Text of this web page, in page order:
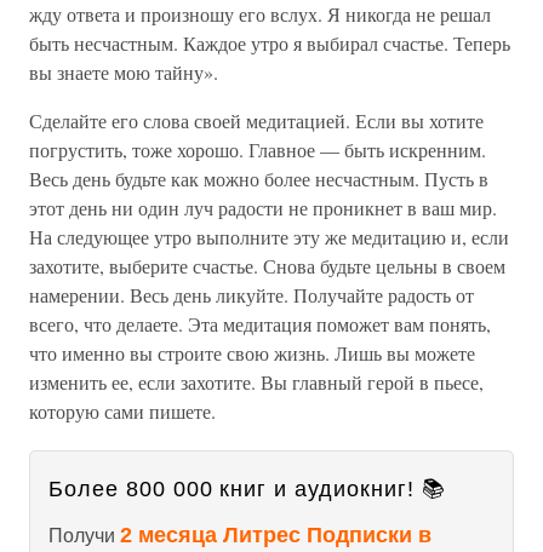
жду ответа и произношу его вслух. Я никогда не решал
быть несчастным. Каждое утро я выбирал счастье. Теперь
вы знаете мою тайну».
Сделайте его слова своей медитацией. Если вы хотите
погрустить, тоже хорошо. Главное — быть искренним.
Весь день будьте как можно более несчастным. Пусть в
этот день ни один луч радости не проникнет в ваш мир.
На следующее утро выполните эту же медитацию и, если
захотите, выберите счастье. Снова будьте цельны в своем
намерении. Весь день ликуйте. Получайте радость от
всего, что делаете. Эта медитация поможет вам понять,
что именно вы строите свою жизнь. Лишь вы можете
изменить ее, если захотите. Вы главный герой в пьесе,
которую сами пишете.
Более 800 000 книг и аудиокниг! 📚
Получи 2 месяца Литрес Подписки в